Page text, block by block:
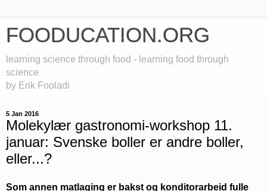
FOODUCATION.ORG
learning science through food - learning food through
science
by Erik Fooladi
5 Jan 2016
Molekylær gastronomi-workshop 11.
januar: Svenske boller er andre boller,
eller...?
Som annen matlaging er bakst og konditorarbeid fulle